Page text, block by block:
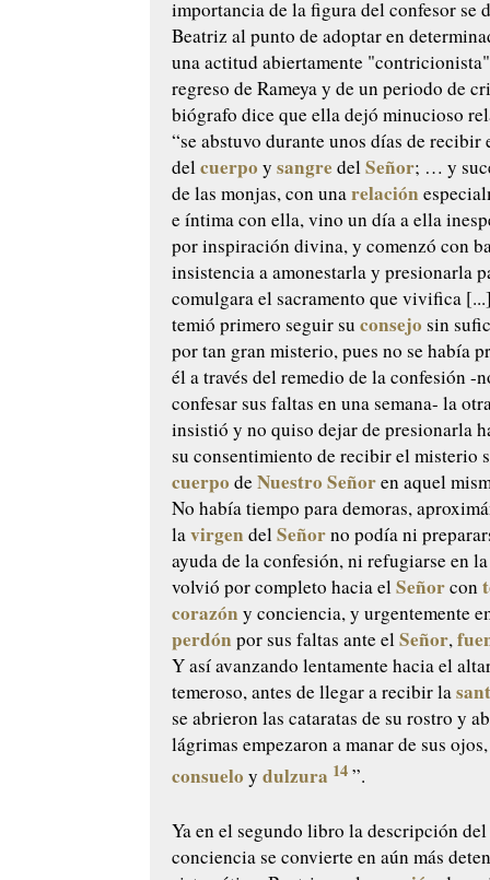
importancia de la figura del confesor se
Beatriz al punto de adoptar en
una actitud abiertamente
regreso de Rameya y de un periodo de
biógrafo dice que ella dejó minucioso
“se abstuvo durante unos días de recibir
delcuerpo ysangre delSeñor; … y
de las monjas, con unarelación
e íntima con ella, vino un día a ella
por inspiración divina, y comenzó con
insistencia a amonestarla y presionarla
comulgara el sacramento que vivifica
temió primero seguir suconsejo sin
por tan gran misterio, pues no se había
él a través del remedio de la confesión -
confesar sus faltas en una semana- la
insistió y no quiso dejar de presionarla
su consentimiento de recibir el misterio
cuerpo deNuestro Señoren aquel
No había tiempo para demoras,
lavirgen delSeñorno podía ni
ayuda de la confesión, ni refugiarse en
volvió por completo hacia elSeñorcon
corazón y conciencia, y urgentemente
perdón por sus faltas ante elSeñor,
Y así avanzando lentamente hacia el
temeroso, antes de llegar a recibir la
se abrieron las cataratas de su rostro y
lágrimas empezaron a manar de sus
consuelo ydulzura 14”.
Ya en el segundo libro la descripción del
conciencia se convierte en aún más